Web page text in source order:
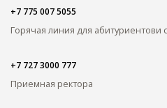
+7 775 007 5055
Горячая линия для абитуриентови
+7 727 3000 777
Приемная ректора